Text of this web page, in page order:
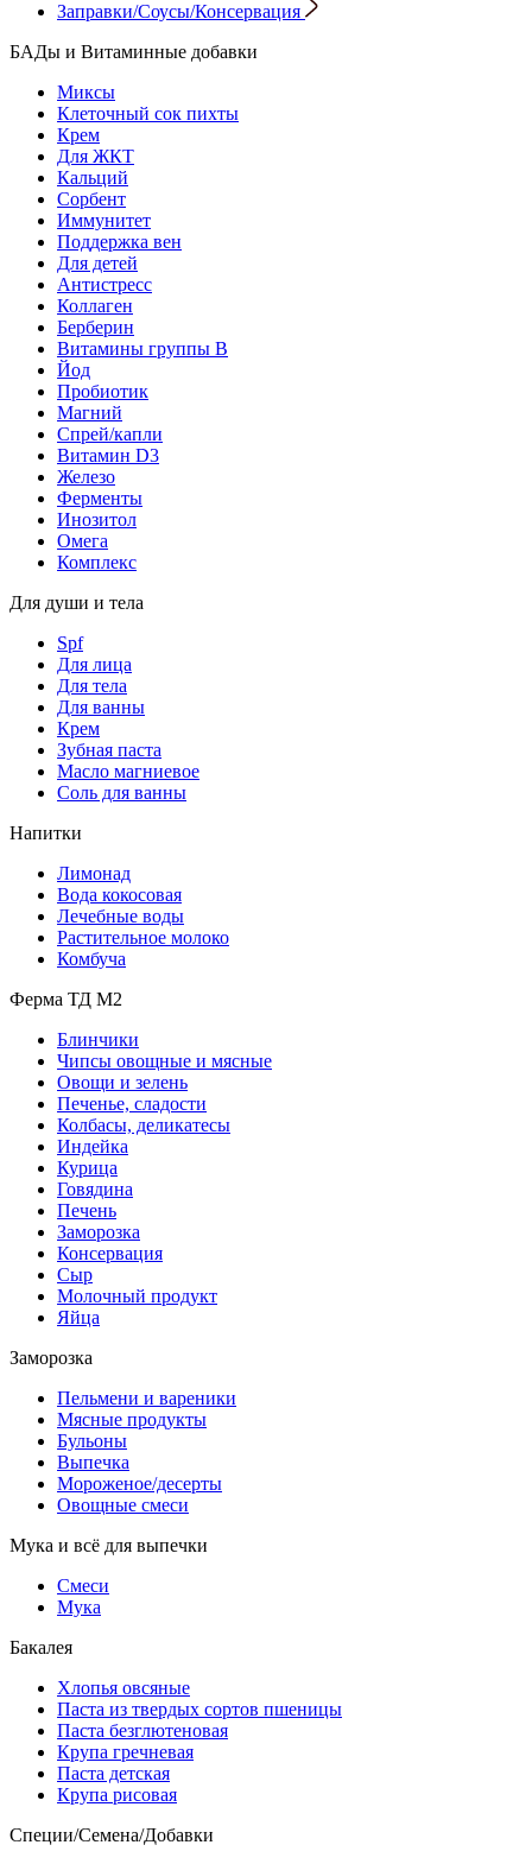
Заправки/Соусы/Консервация
БАДы и Витаминные добавки
Миксы
Клеточный сок пихты
Крем
Для ЖКТ
Кальций
Сорбент
Иммунитет
Поддержка вен
Для детей
Антистресс
Коллаген
Берберин
Витамины группы B
Йод
Пробиотик
Магний
Спрей/капли
Витамин D3
Железо
Ферменты
Инозитол
Омега
Комплекс
Для души и тела
Spf
Для лица
Для тела
Для ванны
Крем
Зубная паста
Масло магниевое
Соль для ванны
Напитки
Лимонад
Вода кокосовая
Лечебные воды
Растительное молоко
Комбуча
Ферма ТД М2
Блинчики
Чипсы овощные и мясные
Овощи и зелень
Печенье, сладости
Колбасы, деликатесы
Индейка
Курица
Говядина
Печень
Заморозка
Консервация
Сыр
Молочный продукт
Яйца
Заморозка
Пельмени и вареники
Мясные продукты
Бульоны
Выпечка
Мороженое/десерты
Овощные смеси
Мука и всё для выпечки
Смеси
Мука
Бакалея
Хлопья овсяные
Паста из твердых сортов пшеницы
Паста безглютеновая
Крупа гречневая
Паста детская
Крупа рисовая
Специи/Семена/Добавки